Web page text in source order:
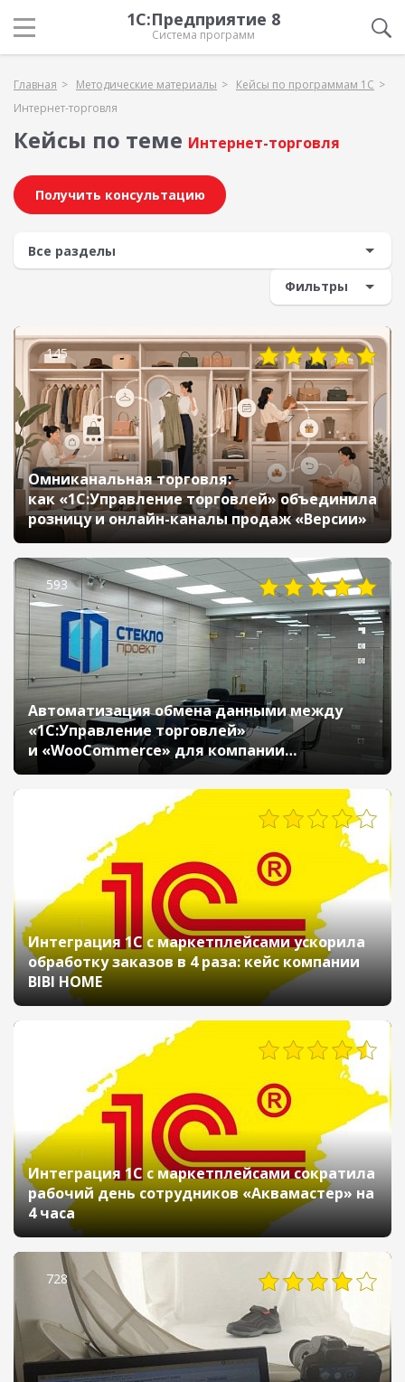
1С:Предприятие 8
Система программ
Главная Методические материалы
Кейсы по программам 1С
Интернет-торговля
Кейсы по теме Интернет-торговля
Получить консультацию
Фильтры
145
Омниканальная торговля:
как «1С:Управление торговлей» объединила
розницу и онлайн-каналы продаж «Версии»
593
Автоматизация обмена данными между
«1С:Управление торговлей»
и «WooCommerce» для компании
«Стеклопроект»
Интеграция 1С с маркетплейсами ускорила
обработку заказов в 4 раза: кейс компании
BIBI HOME
Интеграция 1С с маркетплейсами сократила
рабочий день сотрудников «Аквамастер» на
4 часа
728